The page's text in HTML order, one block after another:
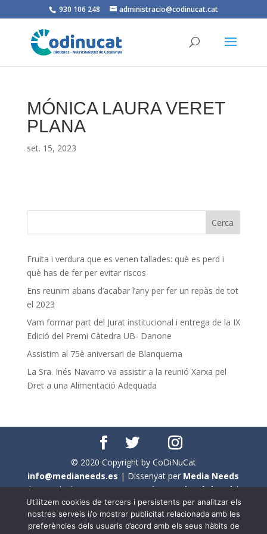
930 106 248 administracio@codinucat.cat
MÓNICA LAURA VERET
PLANA
set. 15, 2023
Fruita i verdura que es venen tallades: què es perd i
què has de fer per evitar riscos
Ens reunim abans d’acabar l’any per fer un repàs de tot
el 2023
Vam formar part del Jurat institucional i entrega de la IX
Edició del Premi Càtedra UB- Danone
Assistim al 75è aniversari de Blanquerna
La Sra. Inés Navarro va assistir a la reunió Xarxa pel
Dret a una Alimentació Adequada
© 2020 Copyright by CoDiNuCat
info@medianeeds.es | Dissenyat per Media Needs
| Tots els drets reservats aCoDiNuCat |Avís legal|
Avís per cookies
En aquest web s'ha tingut en compte l'ús no sexista del
Utilitzem cookies de tercers i persistents per analitzar els
nostres serveis i/o mostrar publicitat relacionada amb les
preferències dels usuaris d’acord amb els seus hàbits de